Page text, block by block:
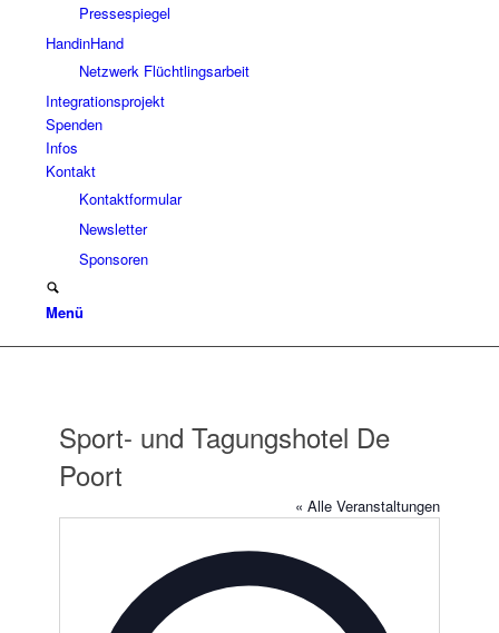
Pressespiegel
HandinHand
Netzwerk Flüchtlingsarbeit
Integrationsprojekt
Spenden
Infos
Kontakt
Kontaktformular
Newsletter
Sponsoren
Menü
Sport- und Tagungshotel De
Poort
« Alle Veranstaltungen